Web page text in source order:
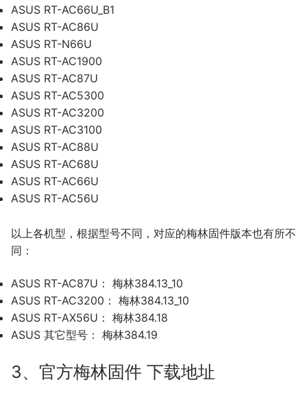
ASUS RT-AC66U_B1
ASUS RT-AC86U
ASUS RT-N66U
ASUS RT-AC1900
ASUS RT-AC87U
ASUS RT-AC5300
ASUS RT-AC3200
ASUS RT-AC3100
ASUS RT-AC88U
ASUS RT-AC68U
ASUS RT-AC66U
ASUS RT-AC56U
以上各机型，根据型号不同，对应的梅林固件版本也有所不
同：
ASUS RT-AC87U： 梅林384.13_10
ASUS RT-AC3200： 梅林384.13_10
ASUS RT-AX56U： 梅林384.18
ASUS 其它型号： 梅林384.19
3、官方梅林固件 下载地址